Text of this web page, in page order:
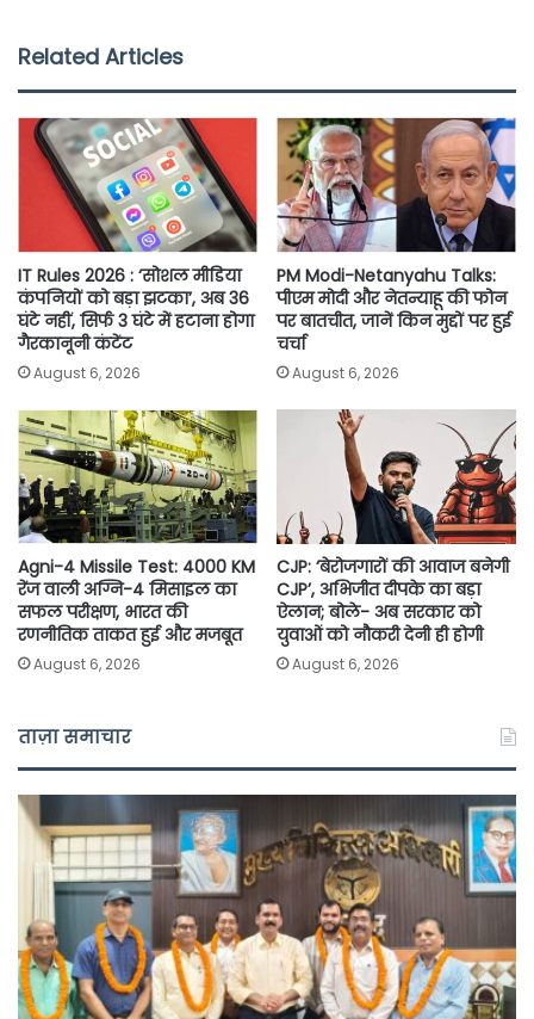
e
o
o
k
t
e
r
t
A
p
p
i
Related Articles
IT Rules 2026 : ‘सोशल मीडिया
कंपनियों को बड़ा झटका’, अब 36
घंटे नहीं, सिर्फ 3 घंटे में हटाना होगा
गैरकानूनी कंटेंट
August 6, 2026
PM Modi-Netanyahu Talks:
पीएम मोदी और नेतन्याहू की फोन
पर बातचीत, जानें किन मुद्दों पर हुई
चर्चा
August 6, 2026
Agni-4 Missile Test: 4000 KM
रेंज वाली अग्नि-4 मिसाइल का
सफल परीक्षण, भारत की
रणनीतिक ताकत हुई और मजबूत
August 6, 2026
CJP: ‘बेरोजगारों की आवाज बनेगी
CJP’, अभिजीत दीपके का बड़ा
ऐलान; बोले- अब सरकार को
युवाओं को नौकरी देनी ही होगी
August 6, 2026
ताज़ा समाचार